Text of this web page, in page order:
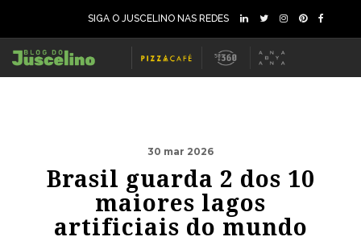
SIGA O JUSCELINO NAS REDES
30 mar 2026
Brasil guarda 2 dos 10
maiores lagos
artificiais do mundo